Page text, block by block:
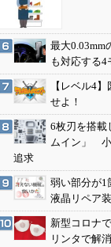
最大0.03mm
も対応する4
【レベル4
せよ！
6枚刃を搭載
ムイン」 小
追求
弱い部分が1
液晶リペア
新型コロナ
リンタで解